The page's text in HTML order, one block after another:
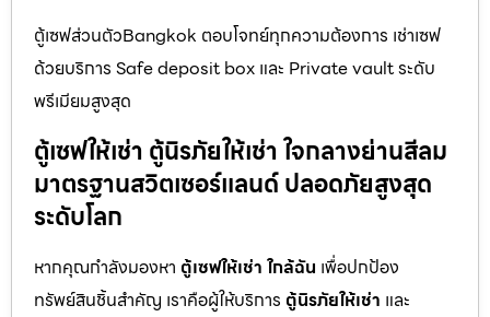
ตู้เซฟส่วนตัวBangkok ตอบโจทย์ทุกความต้องการ เช่าเซฟ
ด้วยบริการ Safe deposit box และ Private vault ระดับ
พรีเมียมสูงสุด
ตู้เซฟให้เช่า ตู้นิรภัยให้เช่า ใจกลางย่านสีลม
มาตรฐานสวิตเซอร์แลนด์ ปลอดภัยสูงสุด
ระดับโลก
หากคุณกำลังมองหา ตู้เซฟให้เช่า ใกล้ฉัน เพื่อปกป้อง
ทรัพย์สินชิ้นสำคัญ เราคือผู้ให้บริการ ตู้นิรภัยให้เช่า และ